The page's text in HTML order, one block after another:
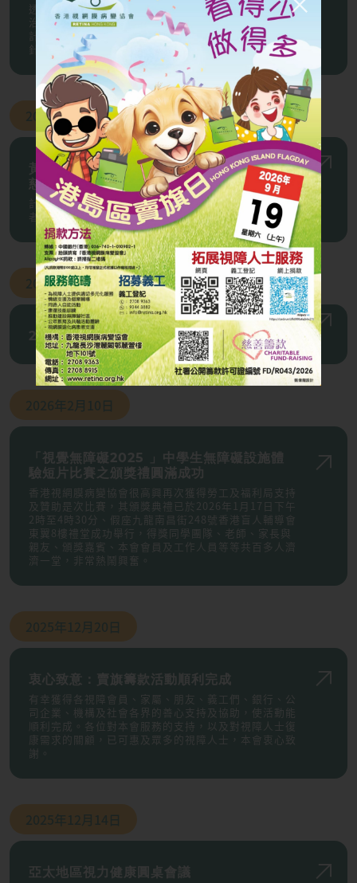
透過資助藥物費用減輕患者經濟負擔，讓患者把握黃金
治療期，避免視力永久受損。獲批後由首針注射當日起
計，資助有效期一年，可於私營醫療機構接受最多 3
針眼內注射，資助上限為 50,000 港元。
2026年4月01日
黃斑病變眼內注射資助計劃（香港港安醫院
慈善基金）
計劃為經濟困難、經入息及資產審查合格的黃斑病變患
者提供資助，幫助患者把握治療期、減輕醫療負擔。
2026年3月09日
2025年12月20日賣旗⽇收⽀結算審查報告
2026年2月10日
「視覺無障礙2025 」中學生無障礙設施體
驗短片比賽之頒獎禮圓滿成功
香港視網膜病變協會很高興再次獲得勞工及福利局支持
及贊助是次比賽，其頒獎典禮已於2026年1月17日下午
2時至4時30分、假座九龍南昌街248號香港盲人輔導會
東翼8樓禮堂成功舉行，得獎同學團隊、老師、家長與
親友、頒獎嘉賓、本會會員及工作人員等等共百多人濟
濟一堂，非常熱鬧興奮。
2025年12月20日
衷心致意：賣旗籌款活動順利完成
有幸獲得各視障會員、家屬、朋友、義工們、銀行、公
司企業、機構及社會各界的善心支持及協助，使活動能
順利完成。各位對本會服務的支持，以及對視障人士復
康需求的關顧，已可惠及眾多的視障人士，本會衷心致
謝。
2025年12月14日
亞太地區視力健康圓桌會議